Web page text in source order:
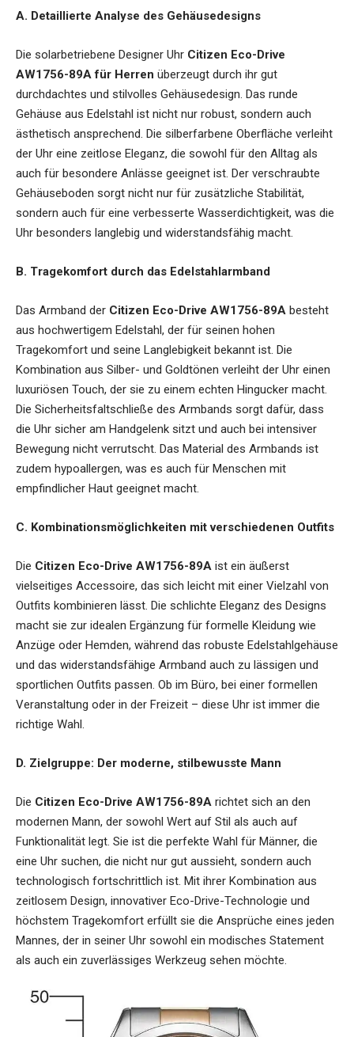
A. Detaillierte Analyse des Gehäusedesigns
Die solarbetriebene Designer Uhr Citizen Eco-Drive
AW1756-89A für Herren überzeugt durch ihr gut
durchdachtes und stilvolles Gehäusedesign. Das runde
Gehäuse aus Edelstahl ist nicht nur robust, sondern auch
ästhetisch ansprechend. Die silberfarbene Oberfläche verleiht
der Uhr eine zeitlose Eleganz, die sowohl für den Alltag als
auch für besondere Anlässe geeignet ist. Der verschraubte
Gehäuseboden sorgt nicht nur für zusätzliche Stabilität,
sondern auch für eine verbesserte Wasserdichtigkeit, was die
Uhr besonders langlebig und widerstandsfähig macht.
B. Tragekomfort durch das Edelstahlarmband
Das Armband der Citizen Eco-Drive AW1756-89A besteht
aus hochwertigem Edelstahl, der für seinen hohen
Tragekomfort und seine Langlebigkeit bekannt ist. Die
Kombination aus Silber- und Goldtönen verleiht der Uhr einen
luxuriösen Touch, der sie zu einem echten Hingucker macht.
Die Sicherheitsfaltschließe des Armbands sorgt dafür, dass
die Uhr sicher am Handgelenk sitzt und auch bei intensiver
Bewegung nicht verrutscht. Das Material des Armbands ist
zudem hypoallergen, was es auch für Menschen mit
empfindlicher Haut geeignet macht.
C. Kombinationsmöglichkeiten mit verschiedenen Outfits
Die Citizen Eco-Drive AW1756-89A ist ein äußerst
vielseitiges Accessoire, das sich leicht mit einer Vielzahl von
Outfits kombinieren lässt. Die schlichte Eleganz des Designs
macht sie zur idealen Ergänzung für formelle Kleidung wie
Anzüge oder Hemden, während das robuste Edelstahlgehäuse
und das widerstandsfähige Armband auch zu lässigen und
sportlichen Outfits passen. Ob im Büro, bei einer formellen
Veranstaltung oder in der Freizeit – diese Uhr ist immer die
richtige Wahl.
D. Zielgruppe: Der moderne, stilbewusste Mann
Die Citizen Eco-Drive AW1756-89A richtet sich an den
modernen Mann, der sowohl Wert auf Stil als auch auf
Funktionalität legt. Sie ist die perfekte Wahl für Männer, die
eine Uhr suchen, die nicht nur gut aussieht, sondern auch
technologisch fortschrittlich ist. Mit ihrer Kombination aus
zeitlosem Design, innovativer Eco-Drive-Technologie und
höchstem Tragekomfort erfüllt sie die Ansprüche eines jeden
Mannes, der in seiner Uhr sowohl ein modisches Statement
als auch ein zuverlässiges Werkzeug sehen möchte.